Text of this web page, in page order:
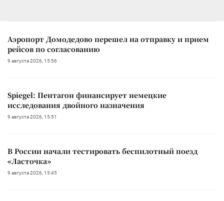
Аэропорт Домодедово перешел на отправку и прием
рейсов по согласованию
9 августа 2026, 15:56
Spiegel: Пентагон финансирует немецкие
исследования двойного назначения
9 августа 2026, 15:51
В России начали тестировать беспилотный поезд
«Ласточка»
9 августа 2026, 15:45